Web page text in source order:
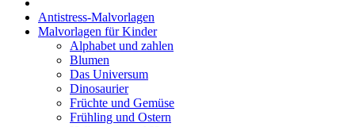
Haus und Wohnen
Märchen und Feen
Musik und Musikinstrumente
Antistress-Malvorlagen
Malvorlagen für Kinder
Alphabet und zahlen
Blumen
Das Universum
Dinosaurier
Früchte und Gemüse
Frühling und Ostern